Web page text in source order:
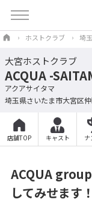
ホストクラブ 埼
大宮ホストクラブ
ACQUA -
アクアサイタマ
埼玉県さいたま市大宮区
店舗TOP キャスト ナ
ACQUA
してみせます！